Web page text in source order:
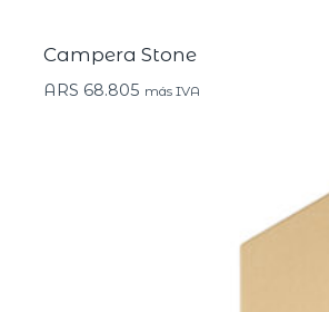
Campera Stone
ARS 68.805 más IVA